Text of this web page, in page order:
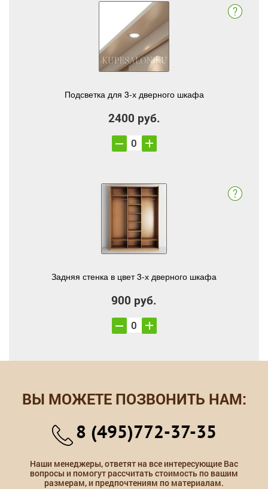
Подсветка для 3-х дверного шкафа
2400 руб.
Задняя стенка в цвет 3-х дверного шкафа
900 руб.
ВЫ МОЖЕТЕ ПОЗВОНИТЬ НАМ:
8 (495)772-37-35
Наши менеджеры, ответят на все интересующие Вас
вопросы и помогут рассчитать стоимость по вашим
размерам, и предпочтениям по материалам.